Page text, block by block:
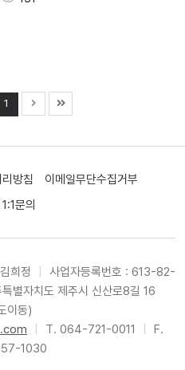
1
방침
이메일무단수집거부
1:1문의
희정
사업자등록번호 : 613-82-
별자치도 제주시 신산로8길 16
이동)
T. 064-721-0011
F.
1030